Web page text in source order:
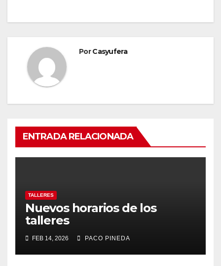
PorCasyufera
ENTRADA RELACIONADA
TALLERES
Nuevos horarios de los
talleres
FEB 14, 2026 PACO PINEDA